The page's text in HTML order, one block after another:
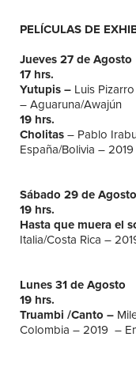
PELÍCULAS DE
Jueves 27 de Agosto
17 hrs.
Yutupis – Luis
– Aguaruna/Awajún
19 hrs.
Cholitas – Pablo
España/Bolivia –
Sábado 29 de Agosto
19 hrs.
Hasta que muera el
Italia/Costa Rica –
Lunes 31 de Agosto
19 hrs.
Truambi /Canto –
Colombia – 2019 –